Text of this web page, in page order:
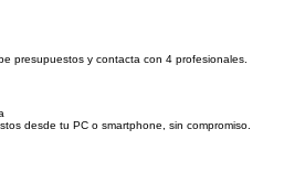
presupuestos y contacta con 4 profesionales.
desde tu PC o smartphone, sin compromiso.